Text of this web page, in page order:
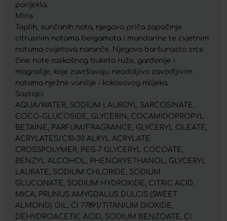
porijekla.
Miris
Toplih, sunčanih nota, njegova priča započinje
citrusnim notama bergamota i mandarine te cvjetnim
notama cvijetova naranče. Njegovo baršunasto srce
čine note raskošnog buketa ruže, gardenije i
magnolije, koje završavaju neodoljivo zavodljivim
notama nježne vanilije i kokosovog mlijeka.
Sastojci
AQUA/WATER, SODIUM LAUROYL SARCOSINATE,
COCO-GLUCOSIDE, GLYCERIN, COCAMIDOPROPYL
BETAINE, PARFUM/FRAGRANCE, GLYCERYL OLEATE,
ACRYLATES/C10-30 ALKYL ACRYLATE
CROSSPOLYMER, PEG-7 GLYCERYL COCOATE,
BENZYL ALCOHOL, PHENOXYETHANOL, GLYCERYL
LAURATE, SODIUM CHLORIDE, SODIUM
GLUCONATE, SODIUM HYDROXIDE, CITRIC ACID,
MICA, PRUNUS AMYGDALUS DULCIS (SWEET
ALMOND) OIL, CI 77891/TITANIUM DIOXIDE,
DEHYDROACETIC ACID, SODIUM BENZOATE, CI